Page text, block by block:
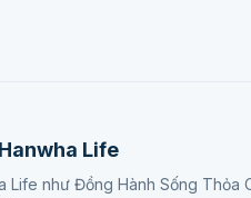
Life
Life như Đồng Hành Sống